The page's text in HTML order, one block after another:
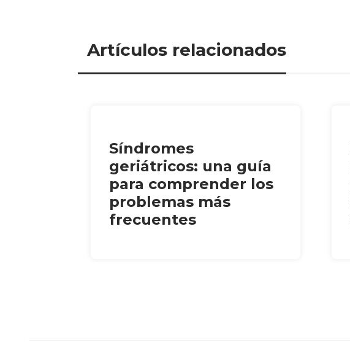
Artículos relacionados
Síndromes
geriátricos: una guía
para comprender los
problemas más
frecuentes